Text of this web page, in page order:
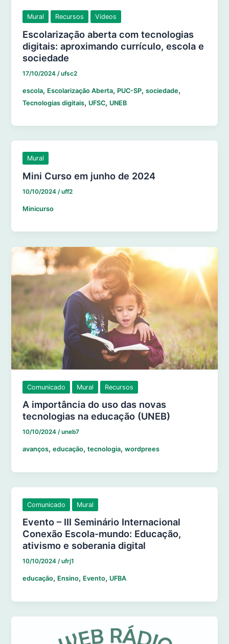
Mural Recursos Videos
Escolarização aberta com tecnologias
digitais: aproximando currículo, escola e
sociedade
17/10/2024/ufsc2
escola, Escolarização Aberta, PUC-SP,sociedade,
Tecnologias digitais, UFSC, UNEB
Mural
Mini Curso em junho de 2024
10/10/2024/uff2
Minicurso
Comunicado Mural Recursos
A importância do uso das novas
tecnologias na educação (UNEB)
10/10/2024/uneb7
avanços,educação,tecnologia,wordprees
Comunicado Mural
Evento – III Seminário Internacional
Conexão Escola-mundo: Educação,
ativismo e soberania digital
10/10/2024/ufrj1
educação, Ensino, Evento, UFBA